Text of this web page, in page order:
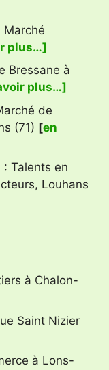
Marché
plus…]
Bressane à
plus…]
de
(71) [en
: Talents en
Louhans
à Chalon-
Saint Nizier
à Lons-